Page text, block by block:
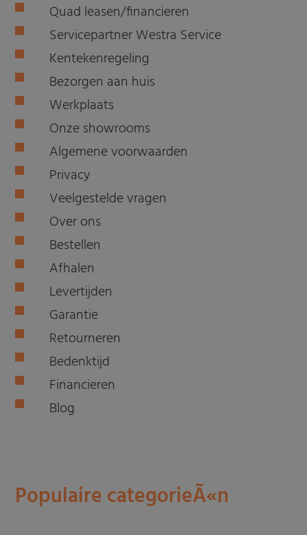
Quad leasen/financieren
Servicepartner Westra Service
Kentekenregeling
Bezorgen aan huis
Werkplaats
Onze showrooms
Algemene voorwaarden
Privacy
Veelgestelde vragen
Over ons
Bestellen
Afhalen
Levertijden
Garantie
Retourneren
Bedenktijd
Financieren
Blog
Populaire categorieÃ«n